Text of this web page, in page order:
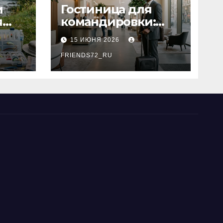
Гостиница для
командировки:
основные
критерии выбора
15 ИЮНЯ 2026
FRIENDS72_RU